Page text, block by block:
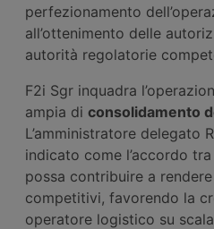
perfezionamento
all’ottenimento delle
autorità regolatorie
F2i Sgr inquadra
ampia di consolidamento
L’amministratore delegato
indicato come l’accordo
possa contribuire a
competitivi, favorendo la
operatore logistico su